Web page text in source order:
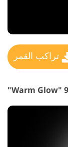
تراكب القمر